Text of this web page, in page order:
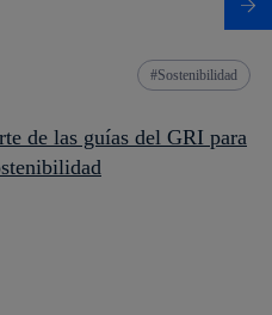
Sostenibilidad
de las guías del GRI para